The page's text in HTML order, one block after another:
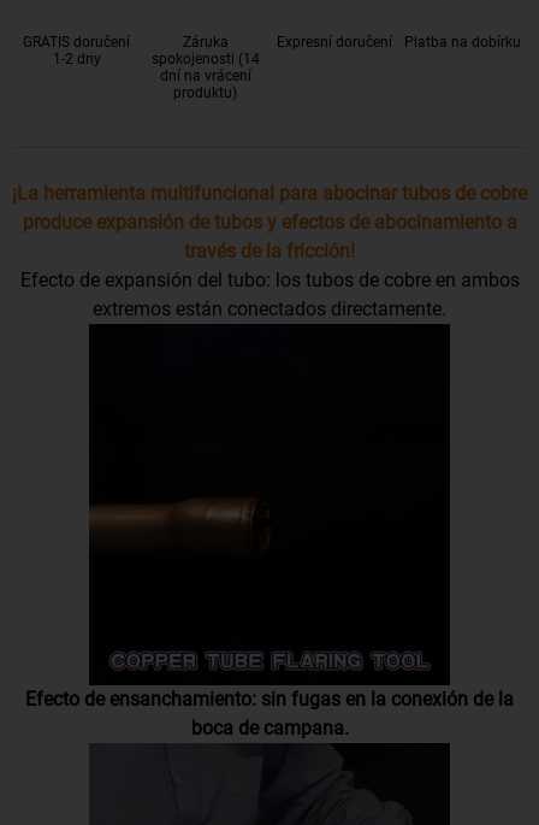
GRATIS doručení
1-2 dny
Záruka
spokojenosti (14
dní na vrácení
produktu)
Expresní doručení Platba na dobírku
¡La herramienta multifuncional para abocinar tubos de cobre
produce expansión de tubos y efectos de abocinamiento a
través de la fricción!
Efecto de expansión del tubo: los tubos de cobre en ambos
extremos están conectados directamente.
Efecto de ensanchamiento: sin fugas en la conexión de la
boca de campana.